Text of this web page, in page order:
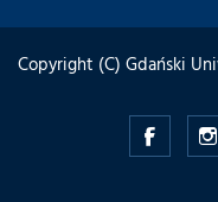
Copyright (C) Gdański
Gdański